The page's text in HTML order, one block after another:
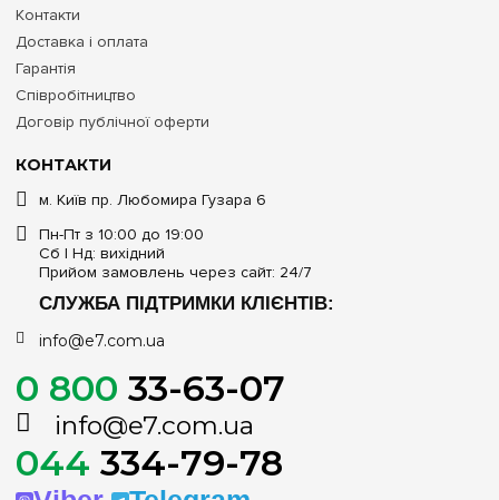
КОНТАКТИ
м. Київ пр. Любомира Гузара 6
Пн-Пт з 10:00 до 19:00
Сб | Нд: вихідний
Прийом замовлень через сайт: 24/7
СЛУЖБА ПІДТРИМКИ КЛІЄНТІВ:
info@e7.com.ua
0 800 33-63-07
info@e7.com.ua
044 334-79-78
Контакти
Доставка і оплата
Гарантія
Співробітництво
Договір публічної оферти